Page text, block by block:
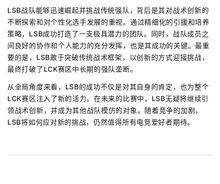
LSB战队能够迅速崛起并挑战传统强队，背后是其对战术创新的
不断探索和对个性化选手发展的重视。通过精细化的引援和培养
策略，LSB成功打造了一支极具潜力的团队。同时，战队成员之
间良好的协作和个人能力的充分发挥，也是其成功的关键。最重
要的是，LSB敢于突破传统战术框架，以创新的方式迎接挑战，
最终打破了LCK赛区中长期的强队垄断。
从全局角度来看，LSB的成功不仅是对其自身的肯定，也为整个
LCK赛区注入了新的活力。在未来的比赛中，LSB无疑将继续引
领战术创新，并成为其他战队模仿的对象。随着竞争的加剧，
LSB将如何应对新的挑战，仍然值得所有电竞爱好者期待。